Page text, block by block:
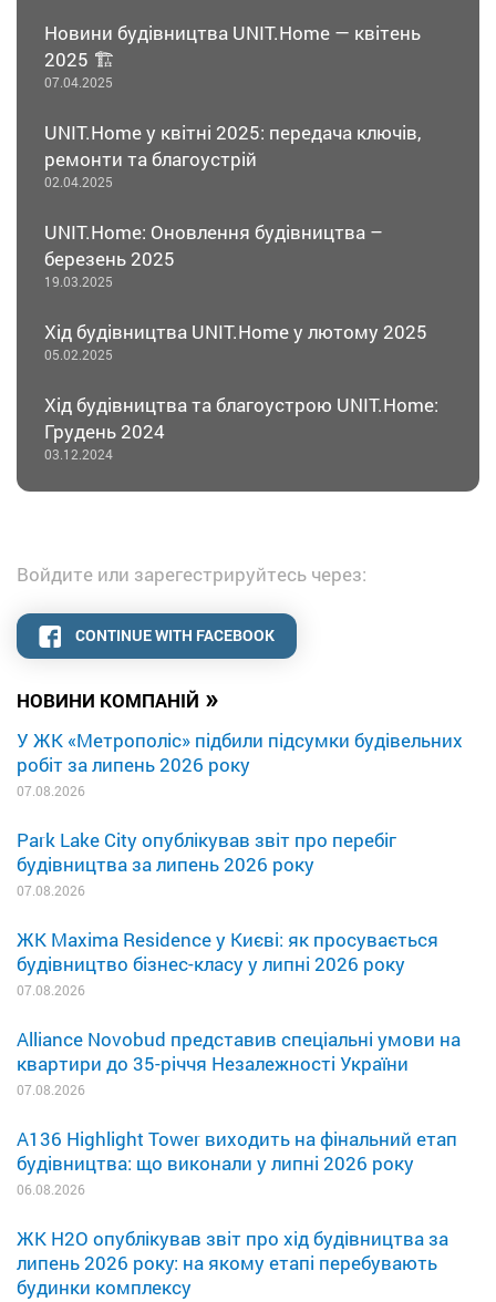
НОВИНИ КОМПАНІЙ »
У ЖК «Метрополіс» підбили підсумки будівельних
робіт за липень 2026 року
07.08.2026
Park Lake City опублікував звіт про перебіг
будівництва за липень 2026 року
07.08.2026
ЖК Maxima Residence у Києві: як просувається
будівництво бізнес-класу у липні 2026 року
07.08.2026
Alliance Novobud представив спеціальні умови на
квартири до 35-річчя Незалежності України
07.08.2026
A136 Highlight Tower виходить на фінальний етап
будівництва: що виконали у липні 2026 року
06.08.2026
ЖК H2O опублікував звіт про хід будівництва за
липень 2026 року: на якому етапі перебувають
будинки комплексу
Новини будівництва UNIT.Home — квітень
2025 🏗️
07.04.2025
UNIT.Home у квітні 2025: передача ключів,
ремонти та благоустрій
02.04.2025
UNIT.Home: Оновлення будівництва –
березень 2025
19.03.2025
Хід будівництва UNIT.Home у лютому 2025
05.02.2025
Хід будівництва та благоустрою UNIT.Home:
Грудень 2024
03.12.2024
Войдите или зарегестрируйтесь через:
CONTINUE WITH FACEBOOK